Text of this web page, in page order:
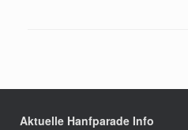
Aktuelle Hanfparade Info